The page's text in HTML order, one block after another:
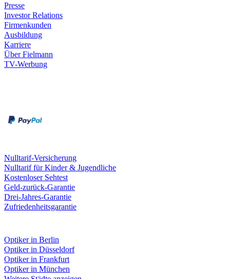
Presse
Investor Relations
Firmenkunden
Ausbildung
Karriere
Über Fielmann
TV-Werbung
Nulltarif-Versicherung
Nulltarif für Kinder & Jugendliche
Kostenloser Sehtest
Geld-zurück-Garantie
Drei-Jahres-Garantie
Zufriedenheitsgarantie
Optiker in Berlin
Optiker in Düsseldorf
Optiker in Frankfurt
Optiker in München